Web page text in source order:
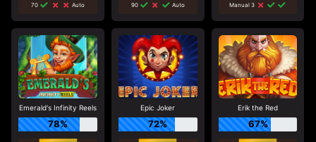
70
Auto
90
Auto
Manual 3
Emerald's Infinity Reels
78%
Epic Joker
72%
Erik the Red
67%